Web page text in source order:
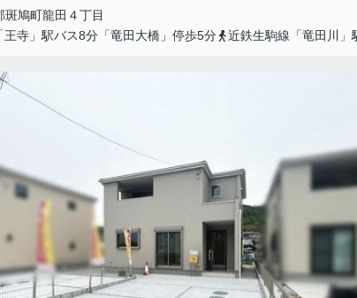
斑鳩町龍田 ４丁目
王寺」駅バス8分「竜田大橋」停歩5分
近鉄生駒線「竜田川」